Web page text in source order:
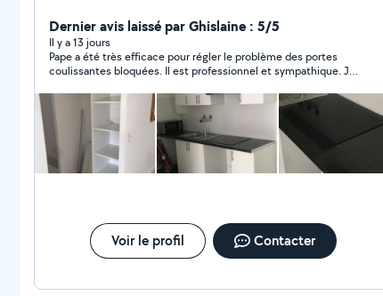
Dernier avis laissé par Ghislaine : 5/5
Il y a 13 jours
Pape a été très efficace pour régler le problème des portes
coulissantes bloquées. Il est professionnel et sympathique. Je
Voir le profil Contacter